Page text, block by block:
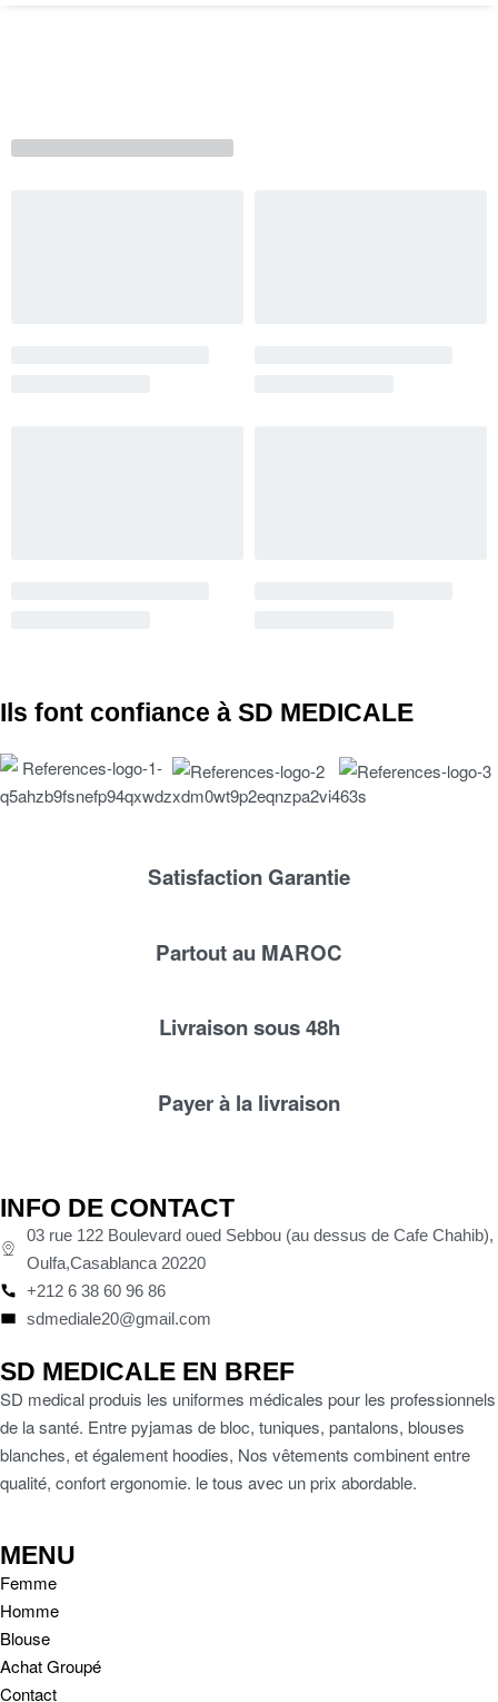
Ils font confiance à SD MEDICALE
Satisfaction Garantie
Partout au MAROC
Livraison sous 48h
Payer à la livraison
INFO DE CONTACT
03 rue 122 Boulevard oued Sebbou (au dessus de Cafe Chahib),
Oulfa,Casablanca 20220
+212 6 38 60 96 86
sdmediale20@gmail.com
SD MEDICALE EN BREF
SD medical produis les uniformes médicales pour les professionnels
de la santé. Entre pyjamas de bloc, tuniques, pantalons, blouses
blanches, et également hoodies, Nos vêtements combinent entre
qualité, confort ergonomie. le tous avec un prix abordable.
MENU
Femme
Homme
Blouse
Achat Groupé
Contact